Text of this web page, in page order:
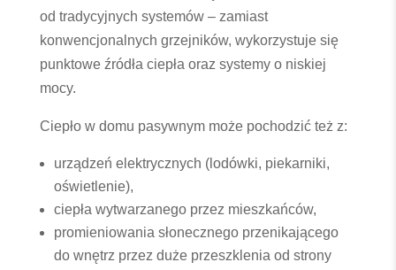
od tradycyjnych systemów – zamiast
konwencjonalnych grzejników, wykorzystuje się
punktowe źródła ciepła oraz systemy o niskiej
mocy.
Ciepło w domu pasywnym może pochodzić też z:
urządzeń elektrycznych (lodówki, piekarniki,
oświetlenie),
ciepła wytwarzanego przez mieszkańców,
promieniowania słonecznego przenikającego
do wnętrz przez duże przeszklenia od strony